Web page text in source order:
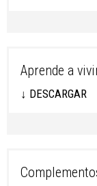
Aprende a
↓ DESCARGAR